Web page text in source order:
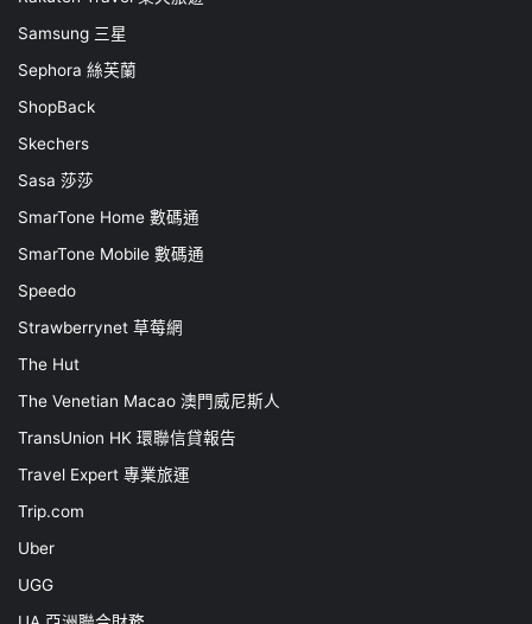
Samsung 三星
Sephora 絲芙蘭
ShopBack
Skechers
Sasa 莎莎
SmarTone Home 數碼通
SmarTone Mobile 數碼通
Speedo
Strawberrynet 草莓網
The Hut
The Venetian Macao 澳門威尼斯人
TransUnion HK 環聯信貸報告
Travel Expert 專業旅運
Trip.com
Uber
UGG